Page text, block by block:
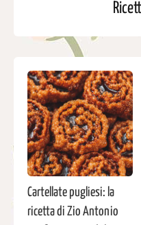
Cartellate pugliesi: la
ricetta di Zio Antonio